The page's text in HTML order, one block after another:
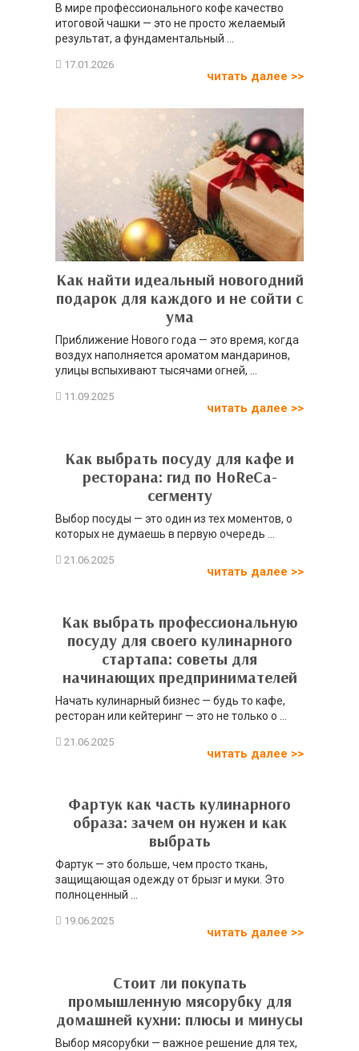
В мире профессионального кофе качество
итоговой чашки — это не просто желаемый
результат, а фундаментальный ...
читать далее >>
Как найти идеальный новогодний
подарок для каждого и не сойти с
ума
Приближение Нового года — это время, когда
воздух наполняется ароматом мандаринов,
улицы вспыхивают тысячами огней, ...
читать далее >>
Как выбрать посуду для кафе и
ресторана: гид по HoReCa-
сегменту
Выбор посуды — это один из тех моментов, о
которых не думаешь в первую очередь ...
читать далее >>
Как выбрать профессиональную
посуду для своего кулинарного
стартапа: советы для
начинающих предпринимателей
Начать кулинарный бизнес — будь то кафе,
ресторан или кейтеринг — это не только о ...
читать далее >>
Фартук как часть кулинарного
образа: зачем он нужен и как
выбрать
Фартук — это больше, чем просто ткань,
защищающая одежду от брызг и муки. Это
полноценный ...
читать далее >>
Стоит ли покупать
промышленную мясорубку для
домашней кухни: плюсы и минусы
Выбор мясорубки — важное решение для тех,